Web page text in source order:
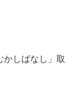
しばなし」取